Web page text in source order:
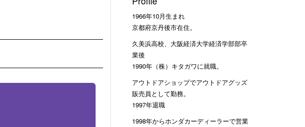
1966年10月生まれ
京都府京丹後市在住。
久美浜高校、大阪経済大学経済学部部卒
業後
1990年（株）キタガワに就職。
アウトドアショップでアウトドアグッズ
販売員として勤務。
1997年退職
1998年からホンダカーディーラーで営業